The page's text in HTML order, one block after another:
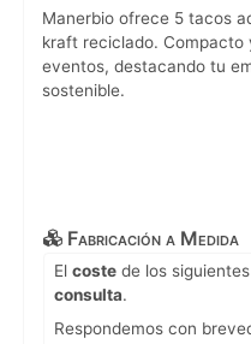
Manerbio ofrece 5 tacos
kraft reciclado. Compacto
eventos, destacando tu
sostenible.
Fabricación a Medida
El coste de los
consulta.
Respondemos con